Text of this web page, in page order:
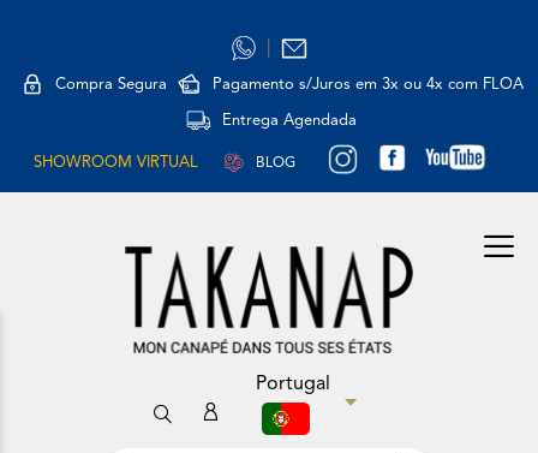
Compra Segura Pagamento s/Juros em 3x ou 4x com FLOA
Entrega Agendada
SHOWROOM VIRTUAL BLOG
Portugal